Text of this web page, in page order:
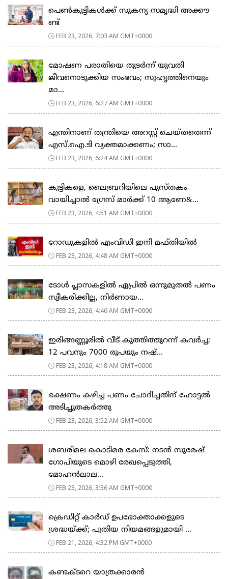
പെ​ൺ​കു​ട്ടി​ക​ൾ​ക്ക് സു​ക​ന്യ സ​മൃ​ദ്ധി അ​ക്കൗ​
ണ്ട്
FEB 23, 2026, 7:03 AM GMT+0000
മോഷണ പരാതിയെ തുടര്‍ന്ന് യുവതി
ജീവനൊടുക്കിയ സംഭവം; സുഹൃത്തിനെയും
മാ...
FEB 23, 2026, 6:27 AM GMT+0000
എന്തിനാണ് തന്ത്രിയെ അറസ്റ്റ് ചെയ്തതെന്ന്
എസ്.ഐ.ടി വ്യക്തമാക്കണം; സാ...
FEB 23, 2026, 6:24 AM GMT+0000
കുട്ടികളെ, ലൈബ്രറിയിലെ പുസ്തകം
വായിച്ചാല്‍ ഗ്രേസ് മാര്‍ക്ക് 10 ആണേ&...
FEB 23, 2026, 4:51 AM GMT+0000
റോഡുകളില്‍ എംവിഡി ഇനി മഫ്തിയില്‍
FEB 23, 2026, 4:48 AM GMT+0000
ടോള്‍ പ്ലാസകളില്‍ ഏപ്രില്‍ ഒന്നുമുതല്‍ പണം
സ്വീകരിക്കില്ല, നിര്‍ണായ...
FEB 23, 2026, 4:46 AM GMT+0000
ഇരിങ്ങണ്ണൂരിൽ വീട് കുത്തിത്തുറന്ന് കവർച്ച;
12 പവനും 7000 രൂപയും നഷ്...
FEB 23, 2026, 4:18 AM GMT+0000
ഭക്ഷണം കഴിച്ച പണം ചോദിച്ചതിന് ഹോട്ടൽ
അടിച്ചുതകർത്തു
FEB 23, 2026, 3:52 AM GMT+0000
ശബരിമല കൊടിമര കേസ്: നടൻ സുരേഷ്
ഗോപിയുടെ മൊഴി രേഖപ്പെടുത്തി,
മോഹൻലാല...
FEB 23, 2026, 3:36 AM GMT+0000
ക്രെഡിറ്റ് കാർഡ് ഉപഭോക്താക്കളുടെ
ശ്രദ്ധയ്ക്ക്; പുതിയ നിയമങ്ങളുമായി ...
FEB 21, 2026, 4:32 PM GMT+0000
കണ്ടക്ടറെ യാത്രക്കാരൻ